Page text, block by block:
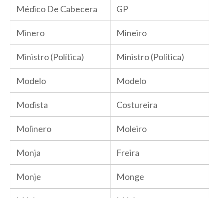
Médico De Cabecera GP
Minero Mineiro
Ministro (Política) Ministro (Política)
Modelo Modelo
Modista Costureira
Molinero Moleiro
Monja Freira
Monje Monge